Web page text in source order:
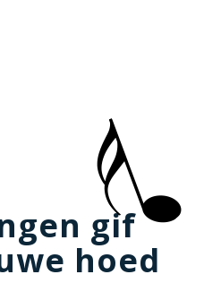
gif
hoed